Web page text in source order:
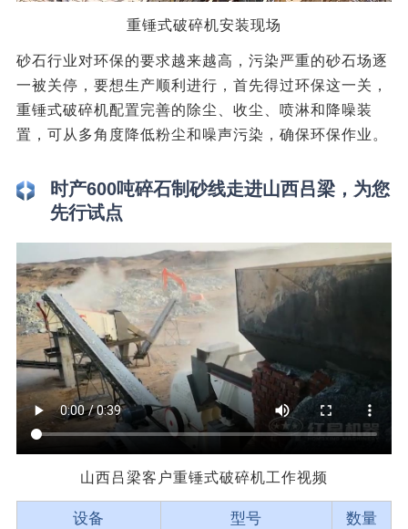
重锤式破碎机安装现场
砂石行业对环保的要求越来越高，污染严重的砂石场逐
一被关停，要想生产顺利进行，首先得过环保这一关，
重锤式破碎机配置完善的除尘、收尘、喷淋和降噪装
置，可从多角度降低粉尘和噪声污染，确保环保作业。
时产600吨碎石制砂线走进山西吕梁，为您
先行试点
山西吕梁客户重锤式破碎机工作视频
设备 型号 数量